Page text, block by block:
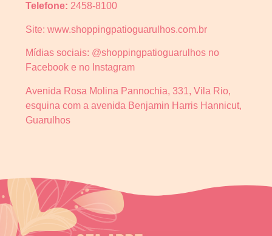
Telefone: 2458-8100
Site: www.shoppingpatioguarulhos.com.br
Mídias sociais: @shoppingpatioguarulhos no
Facebook e no Instagram
Avenida Rosa Molina Pannochia, 331, Vila Rio,
esquina com a avenida Benjamin Harris Hannicut,
Guarulhos